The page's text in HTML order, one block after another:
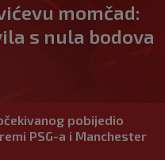
momčad:
s nula bodova
pobijedio
PSG-a i Manchester